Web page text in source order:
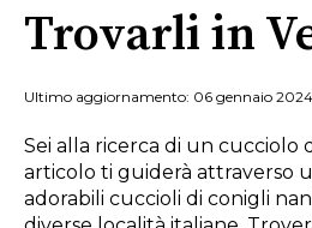
Trovarli in
Ultimo aggiornamento: 06 gennaio 2024
Sei alla ricerca di un cucciolo
articolo ti guiderà attraverso
adorabili cuccioli di conigli